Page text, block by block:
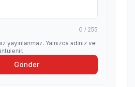
0 / 255
yayınlanmaz. Yalnızca adınız ve
Gönder